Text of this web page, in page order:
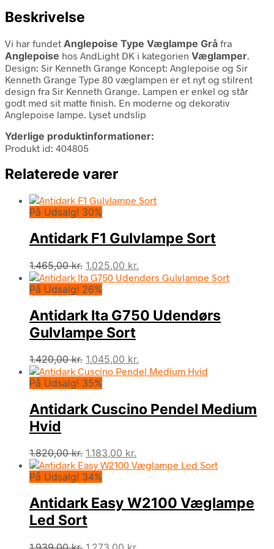
Beskrivelse
Vi har fundet Anglepoise Type Væglampe Grå fra
Anglepoise hos AndLight DK i kategorien Væglamper.
Design: Sir Kenneth Grange Koncept: Anglepoise og Sir
Kenneth Grange Type 80 væglampen er et nyt og stilrent
design fra Sir Kenneth Grange. Lampen er enkel og står
godt med sit matte finish. En moderne og dekorativ
Anglepoise lampe. Lyset undslip
Yderlige produktinformationer:
Produkt id: 404805
Relaterede varer
På Udsalg! 30%
Antidark F1 Gulvlampe Sort
1.465,00kr. Den
oprindelige
pris
1.465,00 kr..
1.025,00 kr.
aktuelle
1.025,00 kr..
På Udsalg! 26%
Antidark Ita G750 Udendørs
Gulvlampe Sort
1.420,00kr. Den
oprindelige
pris
1.420,00 kr..
1.045,00 kr.
aktuelle
1.045,00 kr..
På Udsalg! 35%
Antidark Cuscino Pendel Medium
Hvid
1.820,00kr. Den
oprindelige
pris
1.820,00 kr..
1.183,00 kr.
aktuelle
1.183,00 kr..
På Udsalg! 34%
Antidark Easy W2100 Væglampe
Led Sort
Den